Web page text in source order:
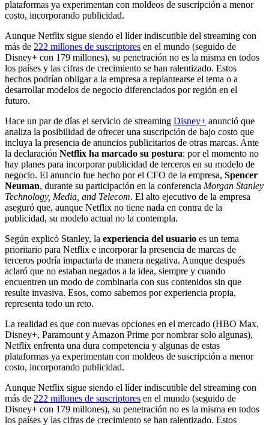
plataformas ya experimentan con moldeos de suscripción a menor
costo, incorporando publicidad.
Aunque Netflix sigue siendo el líder indiscutible del streaming con
más de 222 millones de suscriptores en el mundo (seguido de
Disney+ con 179 millones), su penetración no es la misma en todos
los países y las cifras de crecimiento se han ralentizado. Estos
hechos podrían obligar a la empresa a replantearse el tema o a
desarrollar modelos de negocio diferenciados por región en el
futuro.
Hace un par de días el servicio de streaming Disney+ anunció que
analiza la posibilidad de ofrecer una suscripción de bajo costo que
incluya la presencia de anuncios publicitarios de otras marcas. Ante
la declaración Netflix ha marcado su postura: por el momento no
hay planes para incorporar publicidad de terceros en su modelo de
negocio. El anuncio fue hecho por el CFO de la empresa, Spencer
Neuman, durante su participación en la conferencia Morgan Stanley
Technology, Media, and Telecom. El alto ejecutivo de la empresa
aseguró que, aunque Netflix no tiene nada en contra de la
publicidad, su modelo actual no la contempla.
Según explicó Stanley, la experiencia del usuario es un tema
prioritario para Netflix e incorporar la presencia de marcas de
terceros podría impactarla de manera negativa. Aunque después
aclaró que no estaban negados a la idea, siempre y cuando
encuentren un modo de combinarla con sus contenidos sin que
resulte invasiva. Esos, como sabemos por experiencia propia,
representa todo un reto.
La realidad es que con nuevas opciones en el mercado (HBO Max,
Disney+, Paramount y Amazon Prime por nombrar solo algunas),
Netflix enfrenta una dura competencia y algunas de estas
plataformas ya experimentan con moldeos de suscripción a menor
costo, incorporando publicidad.
Aunque Netflix sigue siendo el líder indiscutible del streaming con
más de 222 millones de suscriptores en el mundo (seguido de
Disney+ con 179 millones), su penetración no es la misma en todos
los países y las cifras de crecimiento se han ralentizado. Estos